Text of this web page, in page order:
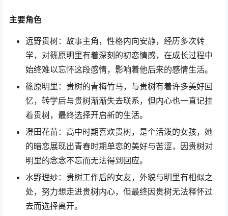
主要角色
远野贵树：故事主角，性格内向安静，经历多次转
学，对篠原明里有着深刻的初恋情感，在成长过程中
始终难以忘怀这段感情，影响着他后来的感情生活。
篠原明里：贵树的青梅竹马，与贵树有着许多美好回
忆，转学后与贵树渐渐失去联系，但内心也一直记挂
着贵树，最终选择开启新的生活。
澄田花苗：高中时期喜欢贵树，是个活泼的女孩，她
的暗恋展现出青春时期单恋的美好与苦涩，因贵树对
明里的念念不忘而无法得到回应。
水野理纱：贵树工作后的女友，外貌与明里有相似之
处，努力想走进贵树内心，但最终因贵树无法释怀过
去而选择离开。